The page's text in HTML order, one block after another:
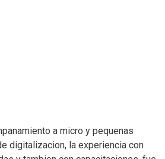
a micro y pequenas
digitalizacion, la experiencia con